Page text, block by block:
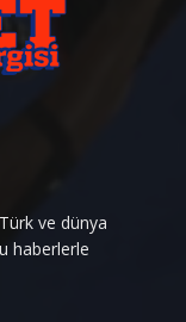
ve dünya
haberlerle